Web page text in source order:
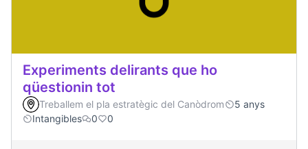
Experiments delirants que ho
qüestionin tot
Treballem el pla estratègic del Canòdrom
5 anys
Intangibles
0 0